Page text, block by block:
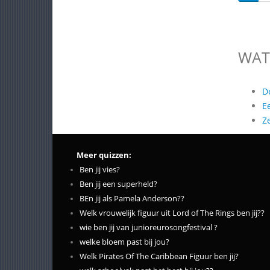
Meer quizzen:
Ben jij vies?
Ben jij een superheld?
BEn jij als Pamela Anderson??
Welk vrouwelijk figuur uit Lord of The Rings ben jij??
wie ben jij van junioreurosongfestival ?
welke bloem past bij jou?
Welk Pirates Of The Caribbean Figuur ben jij?